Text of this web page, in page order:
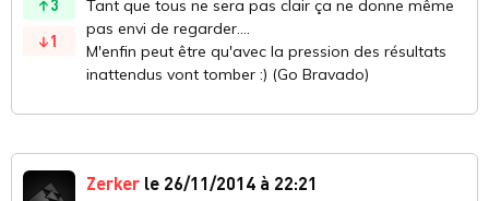
3
1
Tant que tous ne sera pas clair ça ne donne même
pas envi de regarder....
M'enfin peut être qu'avec la pression des résultats
inattendus vont tomber :) (Go Bravado)
Zerker le 26/11/2014 à 22:21